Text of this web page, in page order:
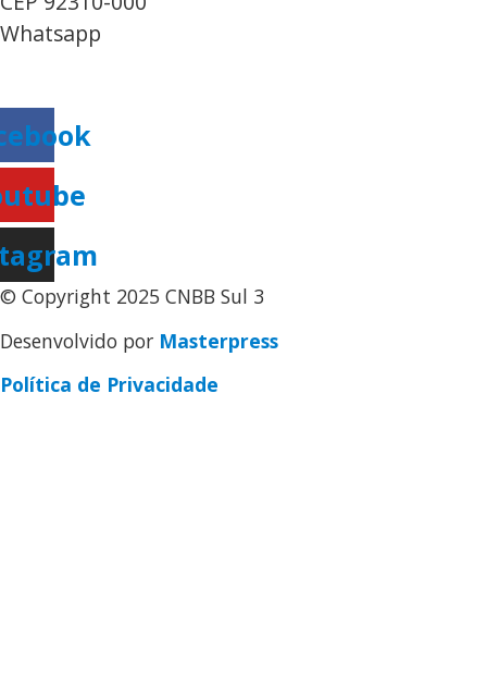
Whatsapp
© Copyright 2025 CNBB Sul 3
Desenvolvido por Masterpress
Política de Privacidade